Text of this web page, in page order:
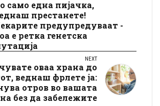
само една пијачка,
престанете!
предупредуваат -
е ретка генетска
NEXT
оваа храна до
веднаш фрлете ја:
отров во вашата
без да забележите